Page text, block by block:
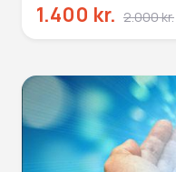
1.400 kr. 2.000 kr.